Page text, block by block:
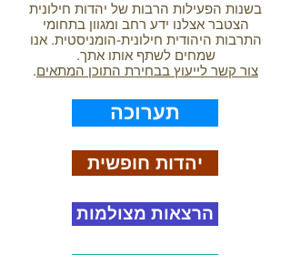
בשנות הפעילות הרבות של יהדות חילונית
הצטבר אצלנו ידע רחב ומגוון בתחומי
התרבות היהודית חילונית-הומניסטית. אנו
שמחים לשתף אותו אתך.
צור קשר לייעוץ בבחירת התוכן המתאים.
תערוכה
יהדות חופשית
הרצאות מצולמות